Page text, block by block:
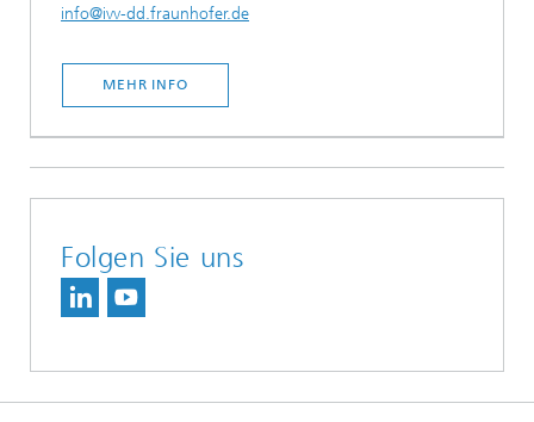
info@ivv-dd.fraunhofer.de
MEHR INFO
Folgen Sie uns